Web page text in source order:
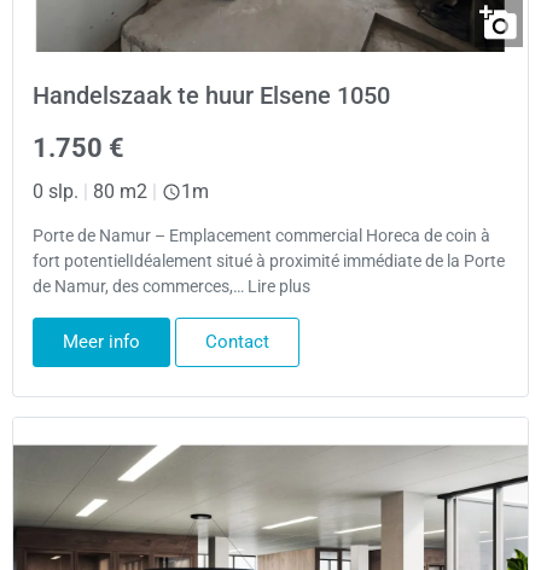
Handelszaak te huur Elsene 1050
1.750 €
0 slp. | 80 m2 | 1m
Porte de Namur – Emplacement commercial Horeca de coin à
fort potentielIdéalement situé à proximité immédiate de la Porte
de Namur, des commerces,… Lire plus
Meer info Contact